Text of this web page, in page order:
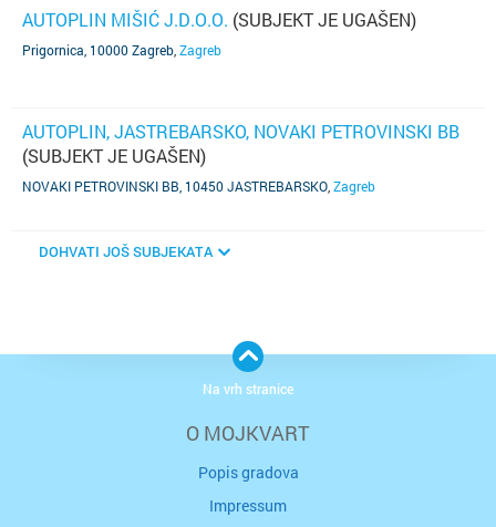
AUTOPLIN MIŠIĆ J.D.O.O. (SUBJEKT JE UGAŠEN)
Prigornica, 10000 Zagreb Zagreb
AUTOPLIN, JASTREBARSKO, NOVAKI PETROVINSKI BB
(SUBJEKT JE UGAŠEN)
NOVAKI PETROVINSKI BB, 10450 JASTREBARSKO Zagreb
DOHVATI JOŠ SUBJEKATA
O MOJKVART
Popis gradova
Impressum
Na vrh stranice